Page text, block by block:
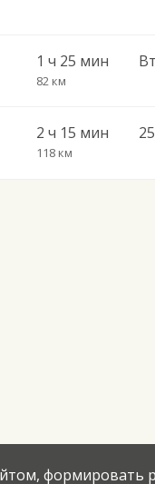
1 ч 25 мин
82 км
2 ч 15 мин
118 км
формировать